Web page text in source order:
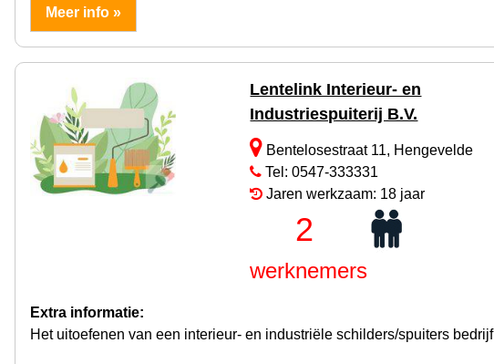
Meer info »
Lentelink Interieur- en
Industriespuiterij B.V.
Bentelosestraat 11, Hengevelde
Tel: 0547-333331
Jaren werkzaam: 18 jaar
2
werknemers
Extra informatie:
Het uitoefenen van een interieur- en industriële schilders/spuiters bedrijf